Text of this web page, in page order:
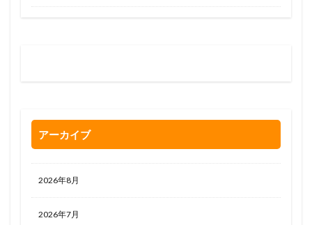
アーカイブ
2026年8月
2026年7月